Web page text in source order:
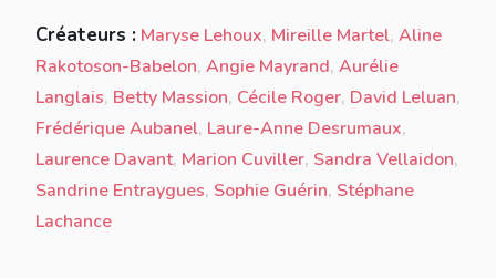
Créateurs : Maryse Lehoux, Mireille Martel, Aline
Rakotoson-Babelon, Angie Mayrand, Aurélie
Langlais, Betty Massion, Cécile Roger, David Leluan,
Frédérique Aubanel, Laure-Anne Desrumaux,
Laurence Davant, Marion Cuviller, Sandra Vellaidon,
Sandrine Entraygues, Sophie Guérin, Stéphane
Lachance